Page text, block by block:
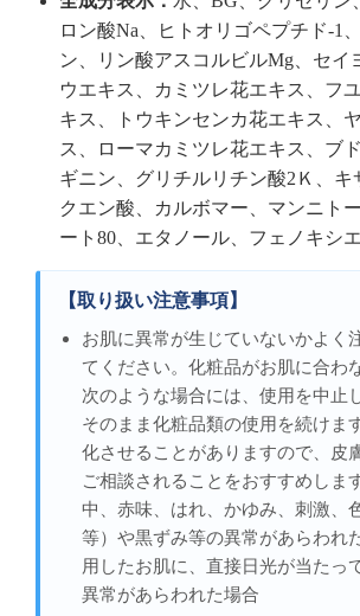
ロン酸Na、ヒトオリゴペプチド-1
ン、リン酸アスコルビルMg、セイ
ウエキス、カミツレ花エキス、フ
キス、トウキンセンカ花エキス、
ス、ローマカミツレ花エキス、ブ
ギニン、グリチルリチン酸2Ｋ、キ
クエン酸、カルボマー、マンニト
ート80、エタノール、フェノキシ
【取り扱い注意事項】
お肌に異常が生じていないかよく
てください。化粧品がお肌に合わ
次のような場合には、使用を中止
そのまま化粧品類の使用を続けま
化させることがありますので、皮
ご相談されることをおすすめしま
中、赤味、はれ、かゆみ、刺激、
等）や黒ずみ等の異常があらわれ
用したお肌に、直接日光が当たっ
異常があらわれた場合